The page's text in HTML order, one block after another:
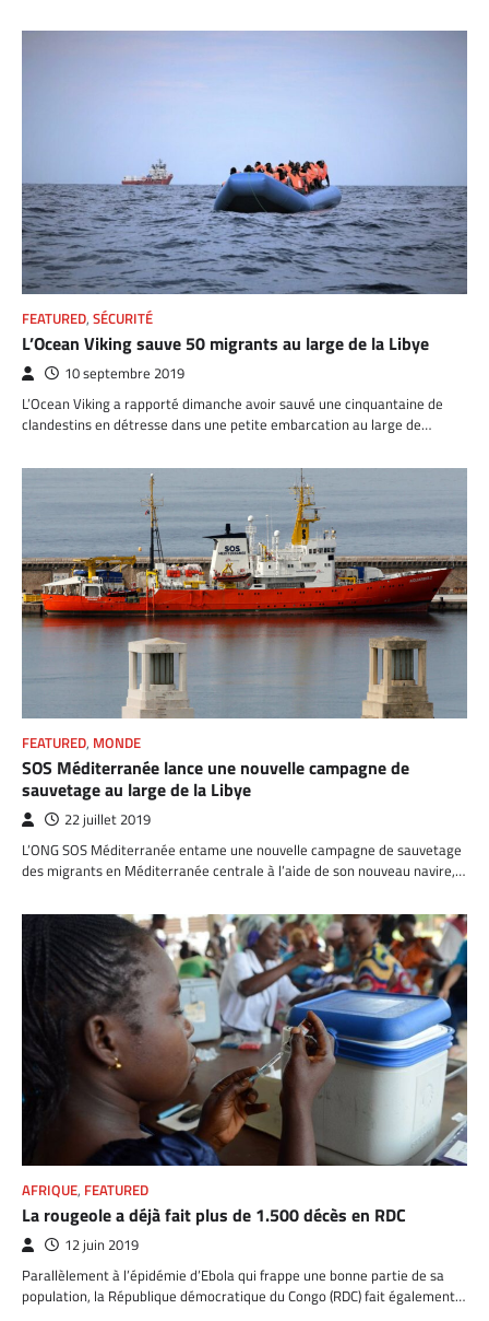
FEATURED, SÉCURITÉ
L’Ocean Viking sauve 50 migrants au large de la Libye
10 septembre 2019
L’Ocean Viking a rapporté dimanche avoir sauvé une cinquantaine de
clandestins en détresse dans une petite embarcation au large de…
FEATURED, MONDE
SOS Méditerranée lance une nouvelle campagne de
sauvetage au large de la Libye
22 juillet 2019
L’ONG SOS Méditerranée entame une nouvelle campagne de sauvetage
des migrants en Méditerranée centrale à l’aide de son nouveau navire,…
AFRIQUE, FEATURED
La rougeole a déjà fait plus de 1.500 décès en RDC
12 juin 2019
Parallèlement à l’épidémie d’Ebola qui frappe une bonne partie de sa
population, la République démocratique du Congo (RDC) fait également…